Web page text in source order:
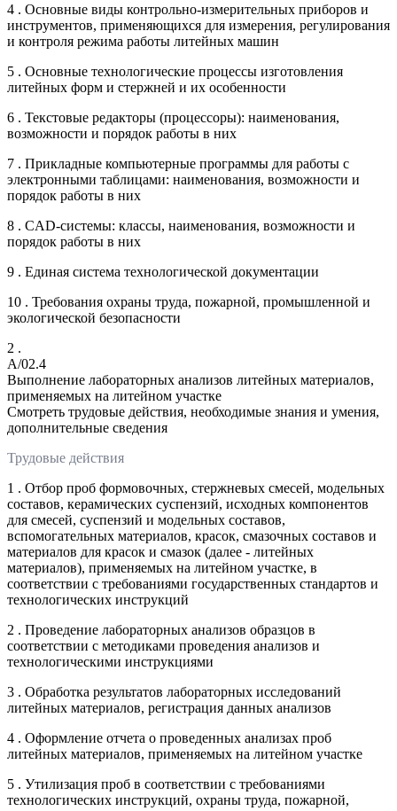
4 . Основные виды контрольно-измерительных приборов и
инструментов, применяющихся для измерения, регулирования
и контроля режима работы литейных машин
5 . Основные технологические процессы изготовления
литейных форм и стержней и их особенности
6 . Текстовые редакторы (процессоры): наименования,
возможности и порядок работы в них
7 . Прикладные компьютерные программы для работы с
электронными таблицами: наименования, возможности и
порядок работы в них
8 . CAD-системы: классы, наименования, возможности и
порядок работы в них
9 . Единая система технологической документации
10 . Требования охраны труда, пожарной, промышленной и
экологической безопасности
2 .
A/02.4
Выполнение лабораторных анализов литейных материалов,
применяемых на литейном участке
Смотреть трудовые действия, необходимые знания и умения,
дополнительные сведения
Трудовые действия
1 . Отбор проб формовочных, стержневых смесей, модельных
составов, керамических суспензий, исходных компонентов
для смесей, суспензий и модельных составов,
вспомогательных материалов, красок, смазочных составов и
материалов для красок и смазок (далее - литейных
материалов), применяемых на литейном участке, в
соответствии с требованиями государственных стандартов и
технологических инструкций
2 . Проведение лабораторных анализов образцов в
соответствии с методиками проведения анализов и
технологическими инструкциями
3 . Обработка результатов лабораторных исследований
литейных материалов, регистрация данных анализов
4 . Оформление отчета о проведенных анализах проб
литейных материалов, применяемых на литейном участке
5 . Утилизация проб в соответствии с требованиями
технологических инструкций, охраны труда, пожарной,